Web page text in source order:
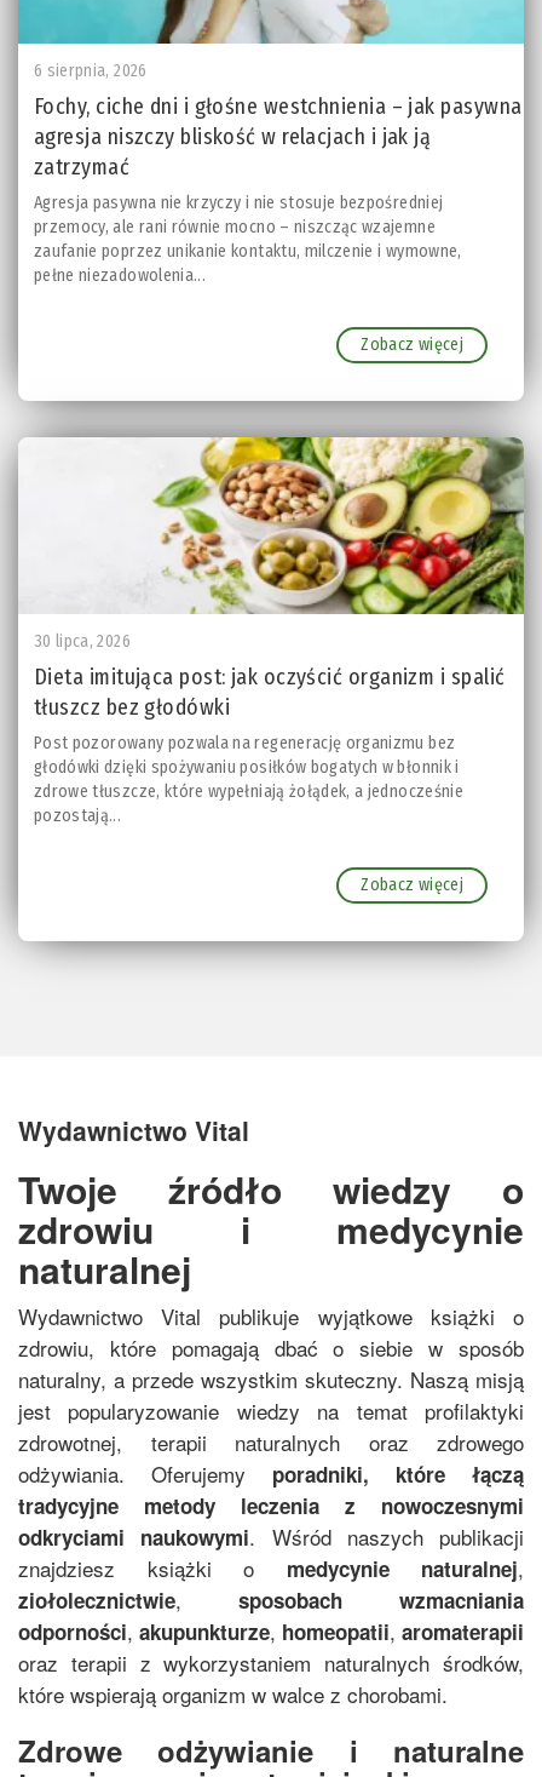
6 sierpnia, 2026
Fochy, ciche dni i głośne westchnienia – jak pasywna
agresja niszczy bliskość w relacjach i jak ją
zatrzymać
Agresja pasywna nie krzyczy i nie stosuje bezpośredniej
przemocy, ale rani równie mocno – niszcząc wzajemne
zaufanie poprzez unikanie kontaktu, milczenie i wymowne,
pełne niezadowolenia...
Zobacz więcej
30 lipca, 2026
Dieta imitująca post: jak oczyścić organizm i spalić
tłuszcz bez głodówki
Post pozorowany pozwala na regenerację organizmu bez
głodówki dzięki spożywaniu posiłków bogatych w błonnik i
zdrowe tłuszcze, które wypełniają żołądek, a jednocześnie
pozostają...
Zobacz więcej
Wydawnictwo Vital
Twoje źródło wiedzy o
zdrowiu i medycynie
naturalnej
Wydawnictwo Vital publikuje wyjątkowe książki o
zdrowiu, które pomagają dbać o siebie w sposób
naturalny, a przede wszystkim skuteczny. Naszą misją
jest popularyzowanie wiedzy na temat profilaktyki
zdrowotnej, terapii naturalnych oraz zdrowego
odżywiania. Oferujemy poradniki, które łączą
tradycyjne metody leczenia z nowoczesnymi
odkryciami naukowymi. Wśród naszych publikacji
znajdziesz książki o medycynie naturalnej,
ziołolecznictwie, sposobach wzmacniania
odporności, akupunkturze, homeopatii, aromaterapii
oraz terapii z wykorzystaniem naturalnych środków,
które wspierają organizm w walce z chorobami.
Zdrowe odżywianie i naturalne